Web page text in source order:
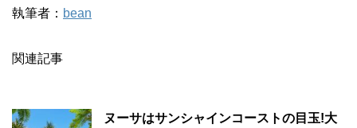
執筆者： bean
関連記事
ヌーサはサンシャインコーストの目玉!大